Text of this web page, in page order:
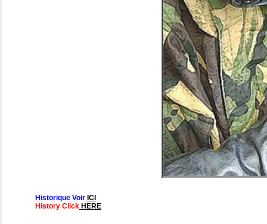
Historique Voir ICI
History Click HERE